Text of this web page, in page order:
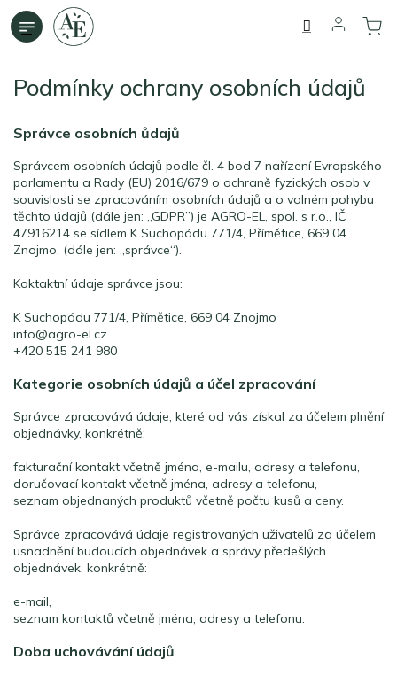
Přejít
na
Podmínky ochrany osobních údajů
Správce osobních ůdajů
Správcem osobních údajů podle čl. 4 bod 7 nařízení Evropského
parlamentu a Rady (EU) 2016/679 o ochraně fyzických osob v
souvislosti se zpracováním osobních údajů a o volném pohybu
těchto údajů (dále jen: „GDPR”) je AGRO-EL, spol. s r.o., IČ
47916214 se sídlem K Suchopádu 771/4, Přímětice, 669 04
Znojmo. (dále jen: „správce“).
Koktaktní údaje správce jsou:
K Suchopádu 771/4, Přímětice, 669 04 Znojmo
info@agro-el.cz
+420 515 241 980
Kategorie osobních údajů a účel zpracování
Správce zpracovává údaje, které od vás získal za účelem plnění
objednávky, konkrétně:
fakturační kontakt včetně jména, e-mailu, adresy a telefonu,
doručovací kontakt včetně jména, adresy a telefonu,
seznam objednaných produktů včetně počtu kusů a ceny.
Správce zpracovává údaje registrovaných uživatelů za účelem
usnadnění budoucích objednávek a správy předešlých
objednávek, konkrétně:
e-mail,
seznam kontaktů včetně jména, adresy a telefonu.
Doba uchovávání údajů